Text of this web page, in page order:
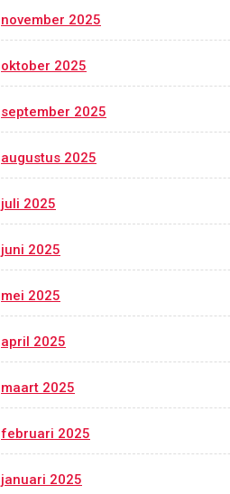
november 2025
oktober 2025
september 2025
augustus 2025
juli 2025
juni 2025
mei 2025
april 2025
maart 2025
februari 2025
januari 2025